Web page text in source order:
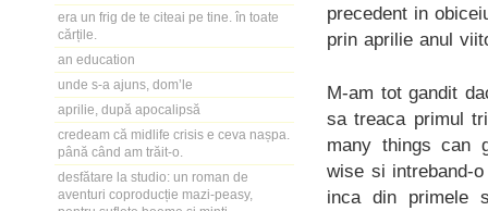
era un frig de te citeai pe tine. în toate
cărțile.
an education
unde s-a ajuns, dom’le
aprilie, după apocalipsă
credeam că midlife crisis e ceva nașpa.
până când am trăit-o.
desfătare la studio: un roman de
aventuri coproducție mazi-peasy,
precedent in
prin aprilie anul
M-am tot gandit
sa treaca primul
many things can
wise si intreband-
inca din primele